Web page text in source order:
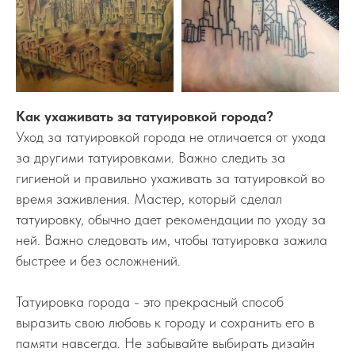
Как ухаживать за татуировкой города?
Уход за татуировкой города не отличается от ухода
за другими татуировками. Важно следить за
гигиеной и правильно ухаживать за татуировкой во
время заживления. Мастер, который сделал
татуировку, обычно дает рекомендации по уходу за
ней. Важно следовать им, чтобы татуировка зажила
быстрее и без осложнений.
Татуировка города - это прекрасный способ
выразить свою любовь к городу и сохранить его в
памяти навсегда. Не забывайте выбирать дизайн